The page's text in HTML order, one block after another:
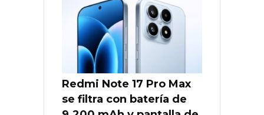
Redmi Note 17 Pro Max
se filtra con batería de